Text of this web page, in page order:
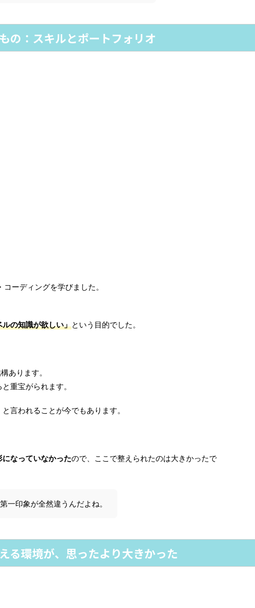
の：スキルとポートフォリオ
ーディングを学びました。
の知識が欲しい」という目的でした。
あります。
重宝がられます。
と言われることが今でもあります。
なっていなかったので、ここで整えられたのは大きかったで
一印象が全然違うんだよね。
る環境が、思ったより大きかった